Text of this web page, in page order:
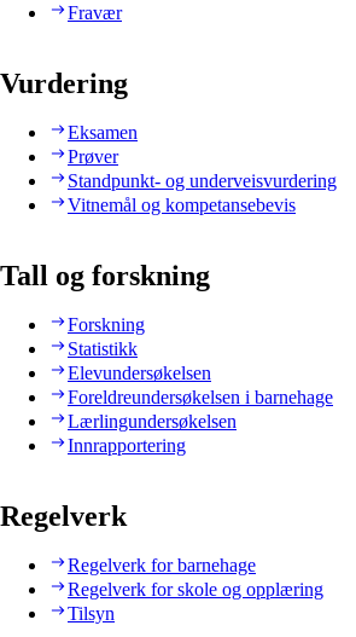
Fravær
Vurdering
Eksamen
Prøver
Standpunkt- og underveisvurdering
Vitnemål og kompetansebevis
Tall og forskning
Forskning
Statistikk
Elevundersøkelsen
Foreldreundersøkelsen i barnehage
Lærlingundersøkelsen
Innrapportering
Regelverk
Regelverk for barnehage
Regelverk for skole og opplæring
Tilsyn